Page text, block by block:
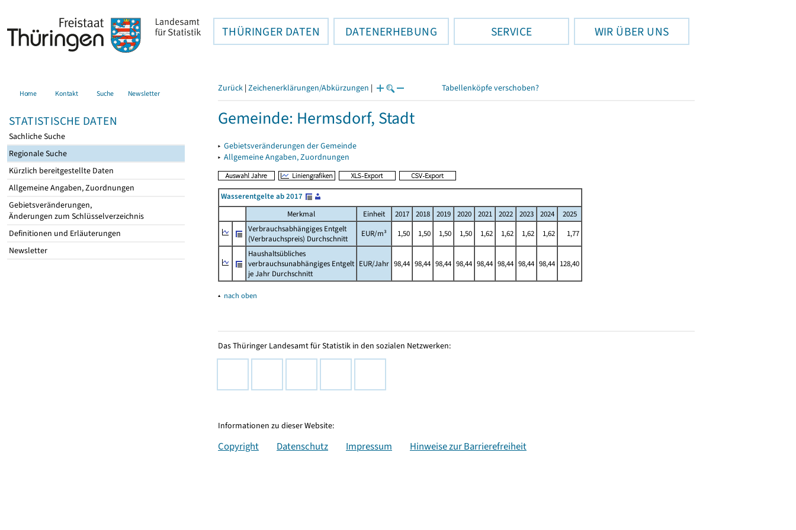
THÜRINGER DATEN DATENERHEBUNG SERVICE WIR ÜBER UNS
Home Kontakt Suche Newsletter
STATISTISCHE DATEN
Sachliche Suche
Regionale Suche
Kürzlich bereitgestellte Daten
Allgemeine Angaben, Zuordnungen
Gebietsveränderungen,
Änderungen zum Schlüsselverzeichnis
Definitionen und Erläuterungen
Newsletter
Zurück | Zeichenerklärungen/Abkürzungen | Tabellenköpfe verschoben?
Gemeinde: Hermsdorf, Stadt
▸ Gebietsveränderungen der Gemeinde
▸ Allgemeine Angaben, Zuordnungen
Wasserentgelte ab 2017
Merkmal
Einheit 2017 2018 2019 2020 2021 2022 2023 2024
2025
Verbrauchsabhängiges Entgelt
(Verbrauchspreis) Durchschnitt
EUR/m³ 1,50 1,50 1,50 1,50 1,62 1,62 1,62 1,62
1,77
Haushaltsübliches
verbrauchsunabhängiges Entgelt
je Jahr Durchschnitt
EUR/Jahr 98,44 98,44 98,44 98,44 98,44 98,44 98,44 98,44 128,40
▴ nach oben
Das Thüringer Landesamt für Statistik in den sozialen Netzwerken:
Informationen zu dieser Website:
Copyright Datenschutz Impressum Hinweise zur Barrierefreiheit